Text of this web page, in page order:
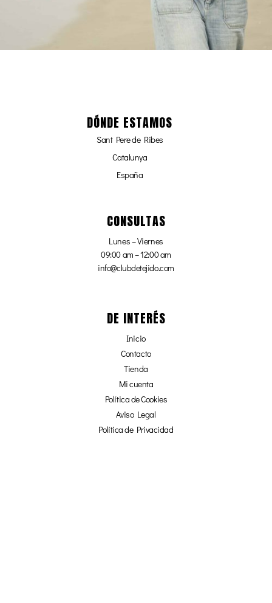
DÓNDE ESTAMOS
Sant Pere de Ribes
Catalunya
España
CONSULTAS
Lunes – Viernes
09:00 am – 12:00 am
info@clubdetejido.com
DE INTERÉS
Inicio
Contacto
Tienda
Mi cuenta
Política de Cookies
Aviso Legal
Política de Privacidad